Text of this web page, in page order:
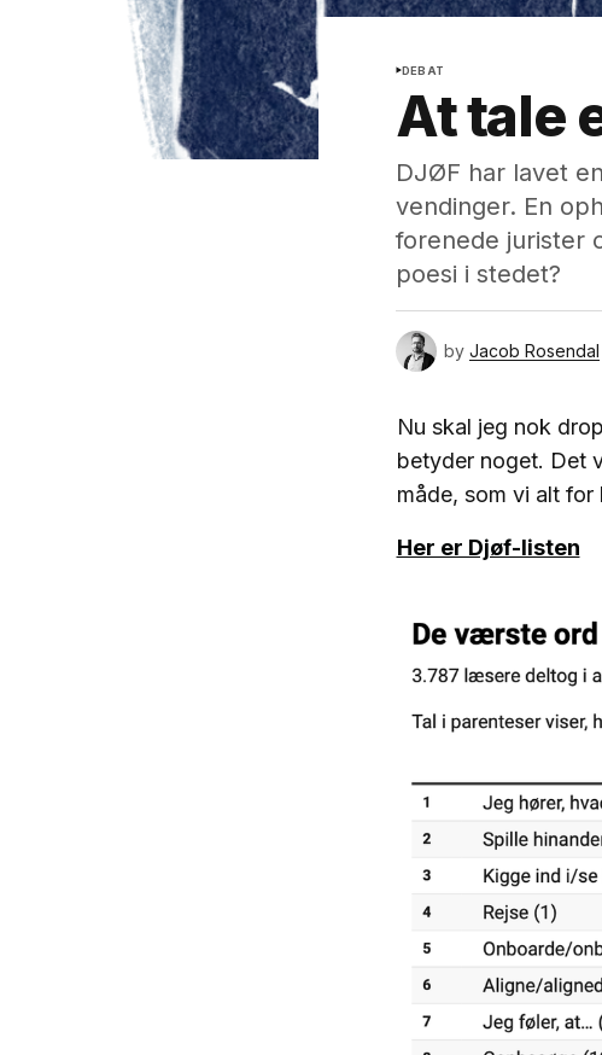
DEBAT
At tale
DJØF har lavet
vendinger. En
forenede jurister
poesi i stedet?
by Jacob Rosendal
Nu skal jeg nok
betyder noget. Det
måde, som vi alt
Her er Djøf-listen